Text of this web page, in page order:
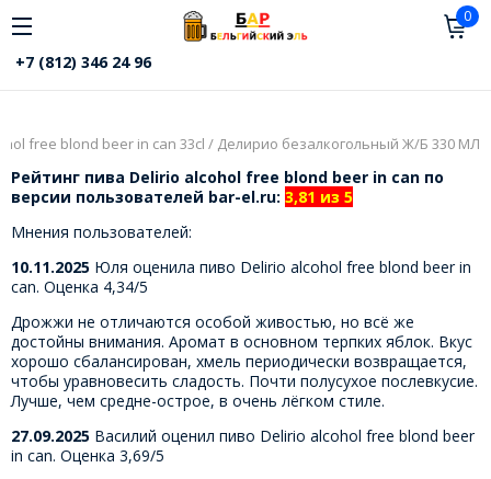
0
+7 (812) 346 24 96
free blond beer in can 33cl / Делирио безалкогольный Ж/Б 330 МЛ
Рейтинг пива Delirio alcohol free blond beer in can по
версии пользователей bar-el.ru: 3,81 из 5
Мнения пользователей:
10.11.2025 Юля оценила пиво Delirio alcohol free blond beer in
can. Оценка 4,34/5
Дрожжи не отличаются особой живостью, но всё же
достойны внимания. Аромат в основном терпких яблок. Вкус
хорошо сбалансирован, хмель периодически возвращается,
чтобы уравновесить сладость. Почти полусухое послевкусие.
Лучше, чем средне-острое, в очень лёгком стиле.
27.09.2025 Василий оценил пиво Delirio alcohol free blond beer
in can. Оценка 3,69/5